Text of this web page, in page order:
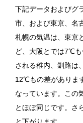
下記データおよびグ
市、および東京、名
札幌の気温は、東京
ど、大阪とでは7℃
される稚内、釧路
12℃もの差がありま
なっています。この
とほぼ同じです。さ